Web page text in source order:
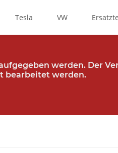
Tesla VW
werden. Der
bearbeitet werden.